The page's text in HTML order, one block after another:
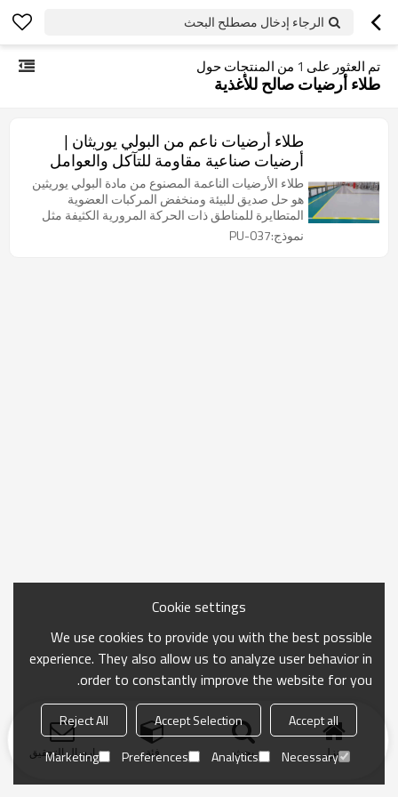
الرجاء إدخال مصطلح البحث
تم العثور على 1 من المنتجات حول
طلاء أرضيات صالح للأغذية
طلاء أرضيات ناعم من البولي يوريثان |
أرضيات صناعية مقاومة للتآكل والعوامل
الجوية
طلاء الأرضيات الناعمة المصنوع من مادة البولي يوريثين
هو حل صديق للبيئة ومنخفض المركبات العضوية
المتطايرة للمناطق ذات الحركة المرورية الكثيفة مثل
ورش العمل ومواقف السيارات ومصانع تجهيز الأغذية.
نموذج:PU-037
منزل بحث فئة ارسال التحقيق
Cookie settings
We use cookies to provide you with the best possible
experience. They also allow us to analyze user behavior in
order to constantly improve the website for you.
Accept all
Accept Selection
Reject All
Necessary
Analytics
Preferences
Marketing